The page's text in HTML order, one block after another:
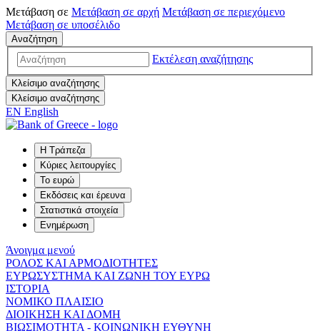
Μετάβαση σε Μετάβαση σε αρχή Μετάβαση σε περιεχόμενο
Μετάβαση σε υποσέλιδο
Αναζήτηση
Εκτέλεση αναζήτησης
Κλείσιμο αναζήτησης
Κλείσιμο αναζήτησης
EN English
Η Τράπεζα
Κύριες λειτουργίες
Το ευρώ
Εκδόσεις και έρευνα
Στατιστικά στοιχεία
Ενημέρωση
Άνοιγμα μενού
ΡΟΛΟΣ ΚΑΙ ΑΡΜΟΔΙΟΤΗΤΕΣ
ΕΥΡΩΣΥΣΤΗΜΑ ΚΑΙ ΖΩΝΗ ΤΟΥ ΕΥΡΩ
ΙΣΤΟΡΙΑ
ΝΟΜΙΚΟ ΠΛΑΙΣΙΟ
ΔΙΟΙΚΗΣΗ ΚΑΙ ΔΟΜΗ
ΒΙΩΣΙΜΟΤΗΤΑ - ΚΟΙΝΩΝΙΚΗ ΕΥΘΥΝΗ